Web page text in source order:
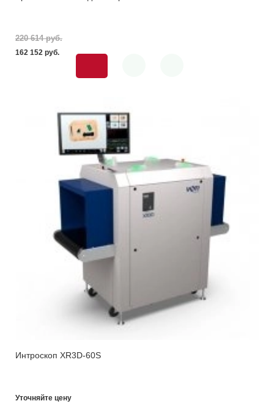
220 614 pуб.
162 152 pуб.
Интроскоп XR3D-60S
Уточняйте цену